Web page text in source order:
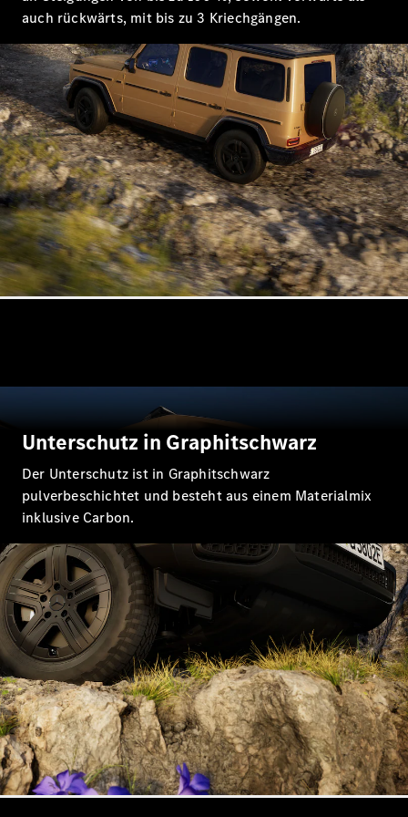
Probefahrt
Mercedes-
Benz Store
Kompaktwagen
Alle
Kompaktlimousinen
A-Klasse
Kompaktlimousine
B-Klasse
CLE Coupé
Mercedes-
AMG GT
Coupé
Mercedes-
AMG GT
4-Türer
Coupé
NeuElektrisch
Konfigurator
Probefahrt
Mercedes-
Benz Store
auch rückwärts, mit bis zu 3 Kriechgängen.
Unterschutz in Graphitschwarz
Der Unterschutz ist in Graphitschwarz
pulverbeschichtet und besteht aus einem Materialmix
inklusive Carbon.